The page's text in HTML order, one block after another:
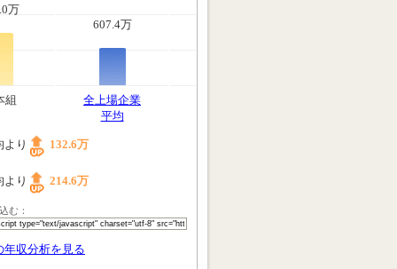
万
607.4万
組
全上場企業
平均
より 132.6万
より 214.6万
む：
年収分析を見る